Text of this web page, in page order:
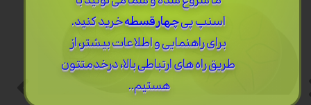
اسنپ پیچهار قسطهخرید کنید.
برای راهنمایی و اطلاعات بیشتر، از
طریق راه های ارتباطی بالا، درخدمتتون
هستیم..